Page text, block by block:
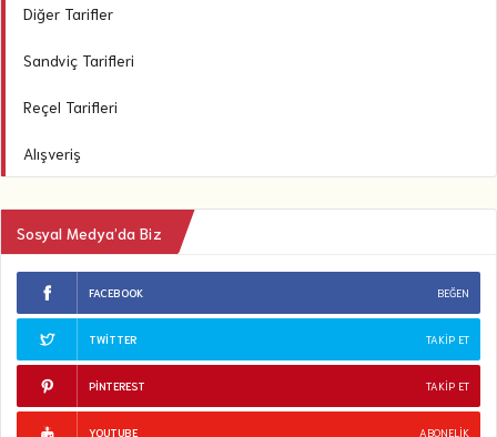
Diğer Tarifler
Sandviç Tarifleri
Reçel Tarifleri
Alışveriş
Sosyal Medya’da Biz
FACEBOOK BEĞEN
TWITTER TAKIP ET
PINTEREST TAKIP ET
YOUTUBE ABONELIK